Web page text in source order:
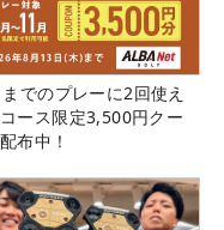
でのプレーに2回使え
ース限定3,500円クー
布中！